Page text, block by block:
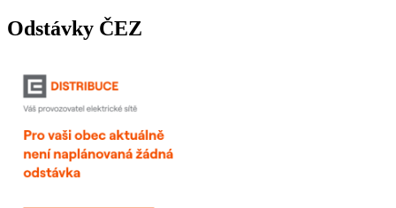
Odstávky ČEZ